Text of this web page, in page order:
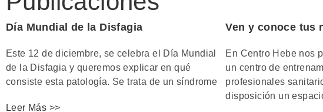
Día Mundial de la Disfagia
Este 12 de diciembre, se celebra el Día Mundial
de la Disfagia y queremos explicar en qué
consiste esta patología. Se trata de un síndrome
Leer Más >>
Ven y conoce tus
En Centro Hebe nos
un centro de
profesionales
disposición un